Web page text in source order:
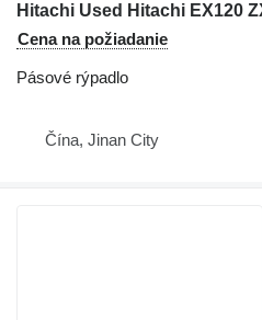
Hitachi Used Hitachi EX120
Cena na požiadanie
Pásové rýpadlo
Čína, Jinan City